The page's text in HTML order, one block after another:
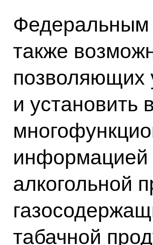
Федеральным
также
позволяющих
и установить
информацией
алкогольной
табачной